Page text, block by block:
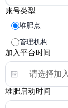
账号类型
堆肥点
管理机构
加入平台时间
堆肥启动时间